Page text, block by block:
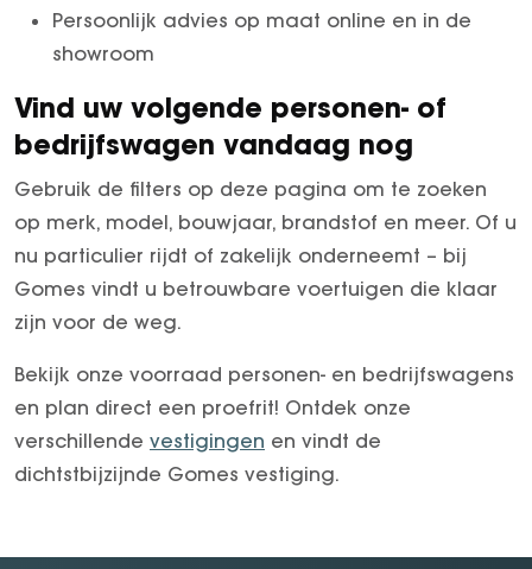
Persoonlijk advies op maat online en in de
showroom
Vind uw volgende personen- of
bedrijfswagen vandaag nog
Gebruik de filters op deze pagina om te zoeken
op merk, model, bouwjaar, brandstof en meer. Of u
nu particulier rijdt of zakelijk onderneemt – bij
Gomes vindt u betrouwbare voertuigen die klaar
zijn voor de weg.
Bekijk onze voorraad personen- en bedrijfswagens
en plan direct een proefrit! Ontdek onze
verschillende vestigingen en vindt de
dichtstbijzijnde Gomes vestiging.